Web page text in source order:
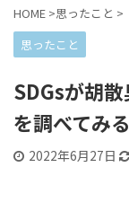
HOME >思ったこと >
思ったこと
SDGsが胡
を調べてみる
2022年6月27日